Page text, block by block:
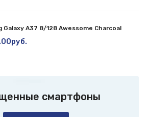
Galaxy A37 8/128 Awessome Charcoal
смартфоны